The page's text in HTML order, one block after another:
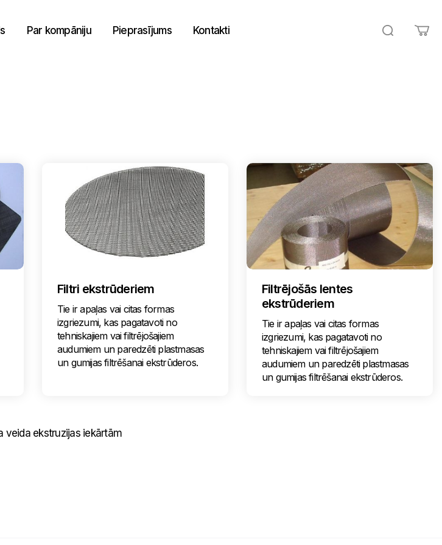
Par kompāniju Pieprasījums Kontakti
Filtri ekstrūderiem
Tie ir apaļas vai citas formas
izgriezumi, kas pagatavoti no
tehniskajiem vai filtrējošajiem
audumiem un paredzēti plastmasas
un gumijas filtrēšanai ekstrūderos.
Filtrējošās lentes
ekstrūderiem
Tie ir apaļas vai citas formas
izgriezumi, kas pagatavoti no
tehniskajiem vai filtrējošajiem
audumiem un paredzēti plastmasas
un gumijas filtrēšanai ekstrūderos.
veida ekstruzijas iekārtām